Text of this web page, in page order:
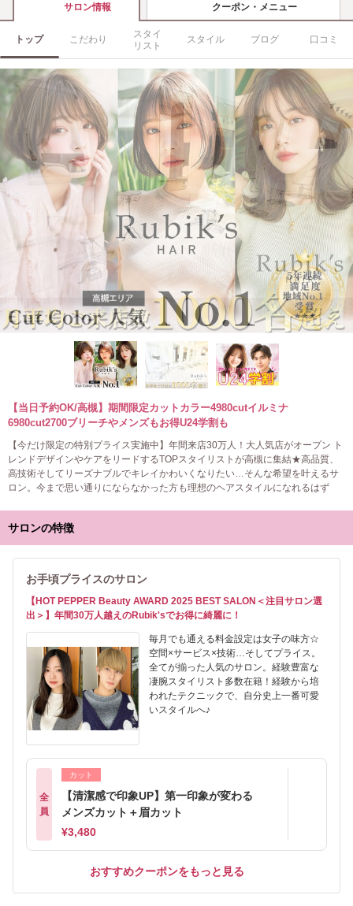
サロン情報 クーポン・メニュー
トップ こだわり
スタイ
リスト
スタイル ブログ 口コミ
【当日予約OK/高槻】期間限定カットカラー4980cutイルミナ
6980cut2700ブリーチやメンズもお得U24学割も
【今だけ限定の特別プライス実施中】年間来店30万人！大人気店がオープン ト
レンドデザインやケアをリードするTOPスタイリストが高槻に集結★高品質、
高技術そしてリーズナブルでキレイかわいくなりたい…そんな希望を叶えるサ
ロン。今まで思い通りにならなかった方も理想のヘアスタイルになれるはず
サロンの特徴
お手頃プライスのサロン
【HOT PEPPER Beauty AWARD 2025 BEST SALON＜注目サロン選
出＞】年間30万人越えのRubik'sでお得に綺麗に！
毎月でも通える料金設定は女子の味方☆
空間×サービス×技術…そしてプライス。
全てが揃った人気のサロン。経験豊富な
凄腕スタイリスト多数在籍！経験から培
われたテクニックで、自分史上一番可愛
いスタイルへ♪
全
員
カット
【清潔感で印象UP】第一印象が変わる
メンズカット＋眉カット
¥3,480
おすすめクーポンをもっと見る